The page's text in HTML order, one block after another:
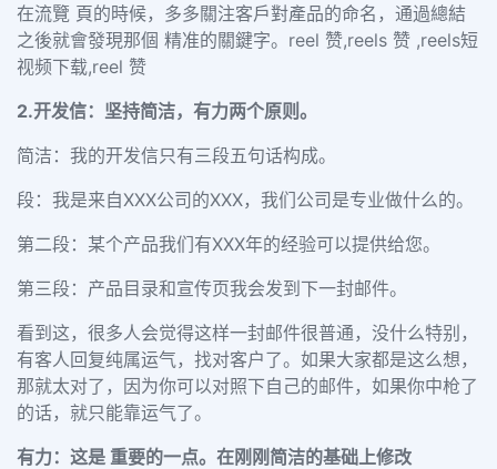
在流覽 頁的時候，多多關注客戶對產品的命名，通過總結
之後就會發現那個 精准的關鍵字。reel 赞,reels 赞 ,reels短
视频下载,reel 赞
2.开发信：坚持简洁，有力两个原则。
简洁：我的开发信只有三段五句话构成。
段：我是来自XXX公司的XXX，我们公司是专业做什么的。
第二段：某个产品我们有XXX年的经验可以提供给您。
第三段：产品目录和宣传页我会发到下一封邮件。
看到这，很多人会觉得这样一封邮件很普通，没什么特别，
有客人回复纯属运气，找对客户了。如果大家都是这么想，
那就太对了，因为你可以对照下自己的邮件，如果你中枪了
的话，就只能靠运气了。
有力：这是 重要的一点。在刚刚简洁的基础上修改